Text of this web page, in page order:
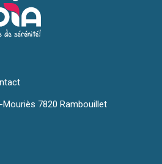
Mouriès 7820 Rambouillet